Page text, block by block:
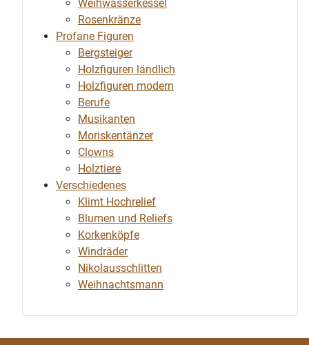
Weihwasserkessel
Rosenkränze
Profane Figuren
Bergsteiger
Holzfiguren ländlich
Holzfiguren modern
Berufe
Musikanten
Moriskentänzer
Clowns
Holztiere
Verschiedenes
Klimt Hochrelief
Blumen und Reliefs
Korkenköpfe
Windräder
Nikolausschlitten
Weihnachtsmann